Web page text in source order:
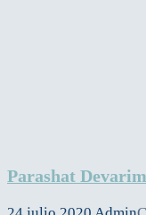
Parashat Devarim